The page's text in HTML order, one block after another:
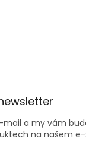
mail a my vám
na našem e-